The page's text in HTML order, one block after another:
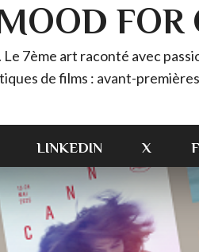
FOR
Le 7ème art raconté avec
de films : avant-
LINKEDIN X